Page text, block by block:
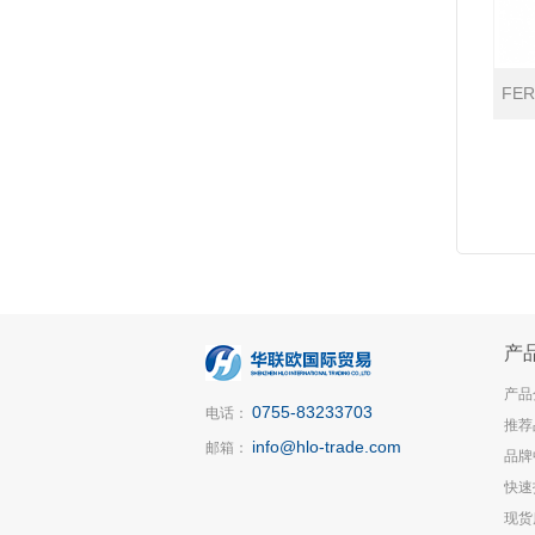
电话： 0755-83233703
邮箱： info@hlo-trade.com
产
产
推
品
快
现